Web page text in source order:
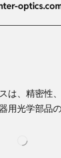
は、精密性
用光学部品